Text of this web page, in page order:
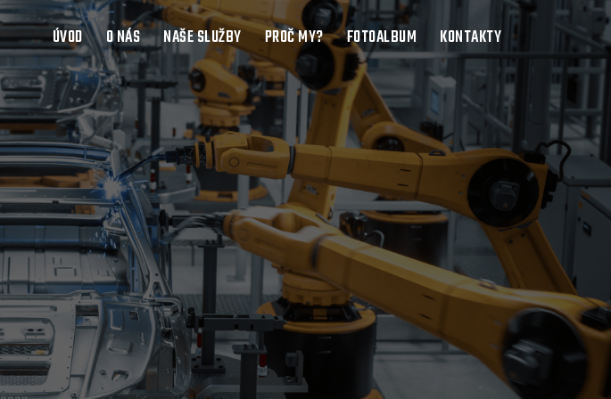
ÚVOD O NÁS NAŠE SLUŽBY PROČ MY? FOTOALBUM KONTAKTY